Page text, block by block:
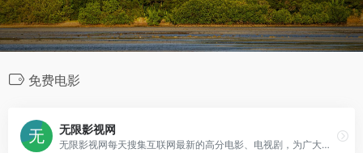
免费电影
无限影视网
无限影视网每天搜集互联网最新的高分电影、电视剧，为广大用户免费提供无广告在线观看电影和电视剧服务，及时收录最新、最热、最全的电视剧电影大片,超过17万部高清正版